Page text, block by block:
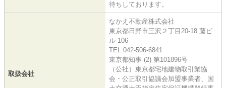
待ちしております。
取扱会社
なかえ不動産株式会社
東京都日野市三沢２丁目20-18 藤ビ
ル 106
TEL:042-506-6841
東京都知事 (2) 第101896号
（公社）東京都宅地建物取引業協
会・公正取引協議会加盟事業者、国